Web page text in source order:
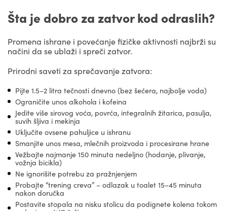
Šta je dobro za zatvor kod odraslih?
Promena ishrane i povećanje fizičke aktivnosti najbrži su
načini da se ublaži i spreči zatvor.
Prirodni saveti za sprečavanje zatvora:
Pijte 1.5–2 litra tečnosti dnevno (bez šećera, najbolje voda)
Ograničite unos alkohola i kofeina
Jedite više sirovog voća, povrća, integralnih žitarica, pasulja,
suvih šljiva i mekinja
Uključite ovsene pahuljice u ishranu
Smanjite unos mesa, mlečnih proizvoda i procesirane hrane
Vežbajte najmanje 150 minuta nedeljno (hodanje, plivanje,
vožnja bicikla)
Ne ignorišite potrebu za pražnjenjem
Probajte “trening creva” – odlazak u toalet 15–45 minuta
nakon doručka
Postavite stopala na nisku stolicu da podignete kolena tokom